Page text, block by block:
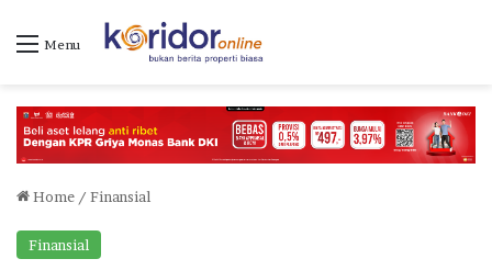
Menu
Home / Finansial
Finansial